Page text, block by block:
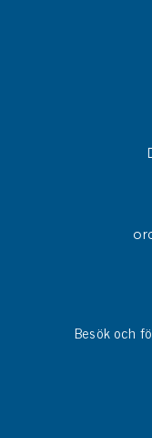
Besök och